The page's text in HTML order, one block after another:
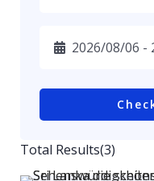
Total Results(3)